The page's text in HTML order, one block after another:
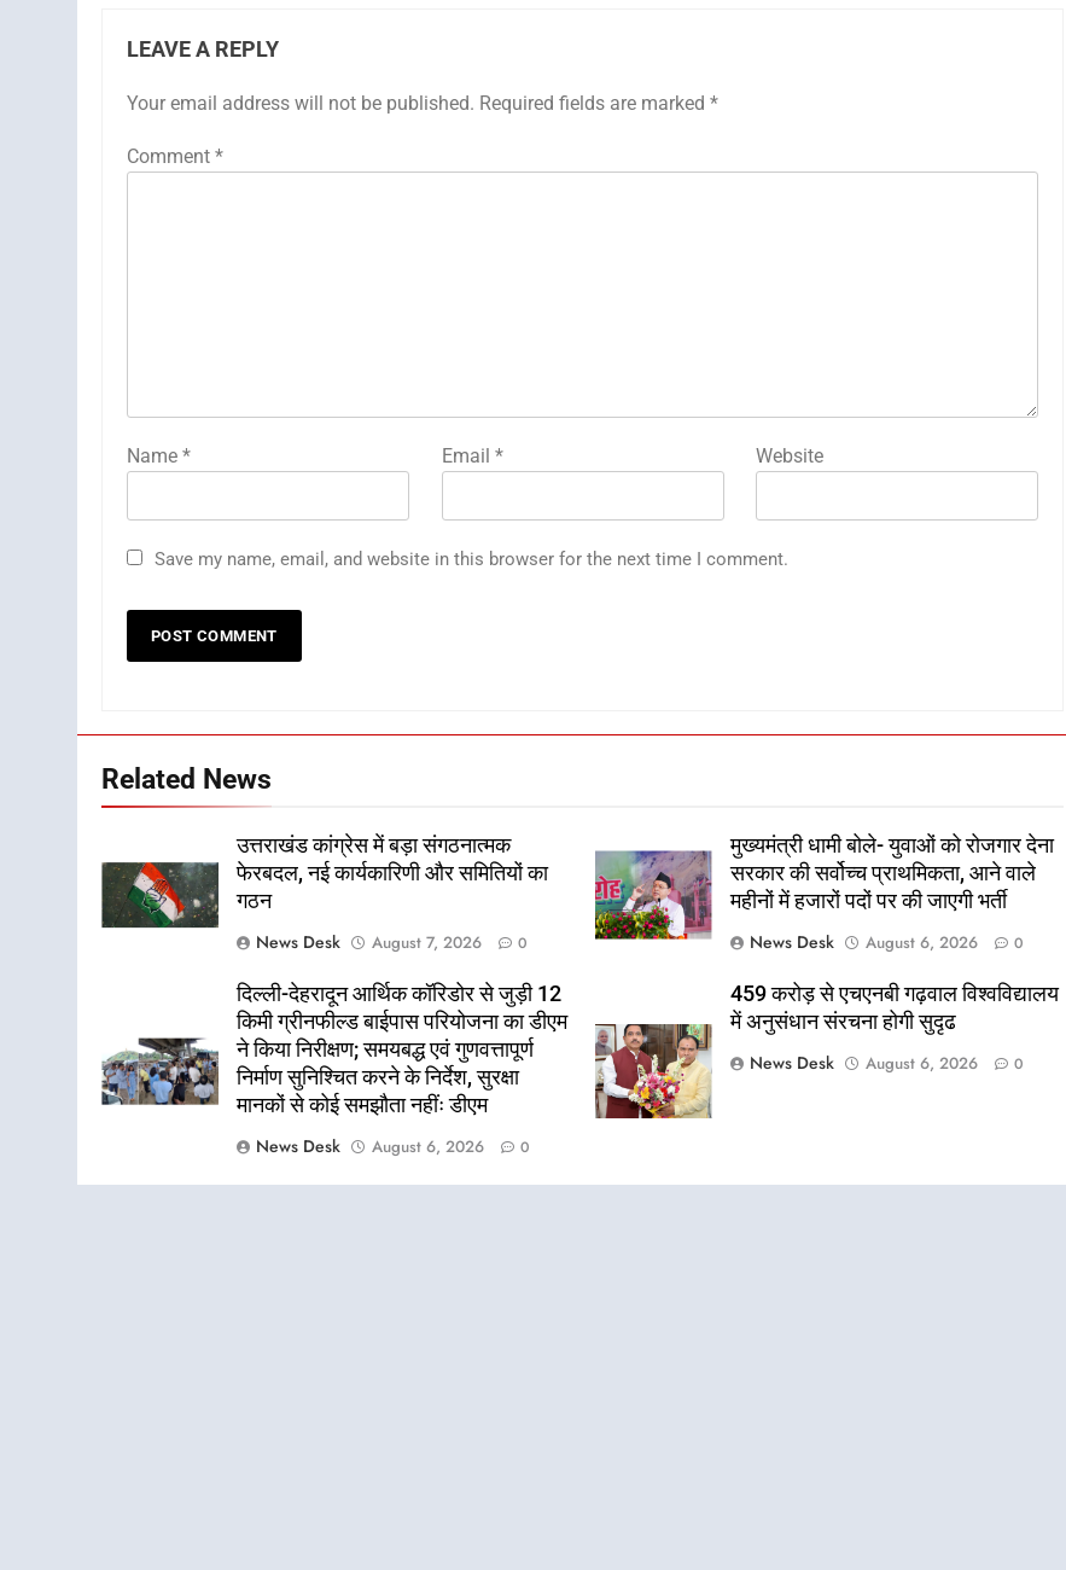
LEAVE A REPLY
Your email address will not be published. Required fields are marked *
Comment *
Name * Email * Website
Save my name, email, and website in this browser for the next time I comment.
Related News
उत्तराखंड कांग्रेस में बड़ा संगठनात्मक
फेरबदल, नई कार्यकारिणी और समितियों का
गठन
News Desk
August 7, 2026 0
मुख्यमंत्री धामी बोले- युवाओं को रोजगार देना
सरकार की सर्वोच्च प्राथमिकता, आने वाले
महीनों में हजारों पदों पर की जाएगी भर्ती
News Desk
August 6, 2026 0
दिल्ली-देहरादून आर्थिक कॉरिडोर से जुड़ी 12
किमी ग्रीनफील्ड बाईपास परियोजना का डीएम
ने किया निरीक्षण; समयबद्ध एवं गुणवत्तापूर्ण
निर्माण सुनिश्चित करने के निर्देश, सुरक्षा
मानकों से कोई समझौता नहींः डीएम
News Desk
August 6, 2026 0
459 करोड़ से एचएनबी गढ़वाल विश्वविद्यालय
में अनुसंधान संरचना होगी सुदृढ
News Desk
August 6, 2026 0